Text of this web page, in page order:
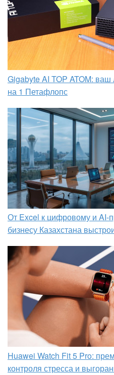
Gigabyte AI TOP ATOM:
на 1 Петафлопс
От Excel к цифровому и
бизнесу Казахстана
Huawei Watch Fit 5 Pro:
контроля стресса и